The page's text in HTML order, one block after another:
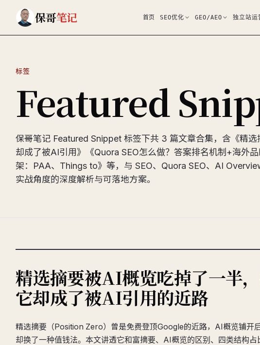
保哥笔记 首页 SEO优化 GEO/AEO 独立站运
标签
Featured
保哥笔记 Featured Snippet 标签下共 3 篇文章合集，含《精
却成了被AI引用》《Quora SEO怎么做？答案排名机制+海外
架：PAA、Things to》等，与 SEO、Quora SEO、AI
实战角度的深度解析与可落地方案。
精选摘要被AI概览吃掉了一半
它却成了被AI引用的近路
精选摘要（Position Zero）曾是免费登顶Google的近路，AI概览铺开后
却换了一种值钱法。本文讲透它和富摘要、AI概览的区别、四类结构占